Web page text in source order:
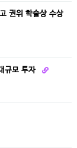
권위 학술상 수상
규모 투자